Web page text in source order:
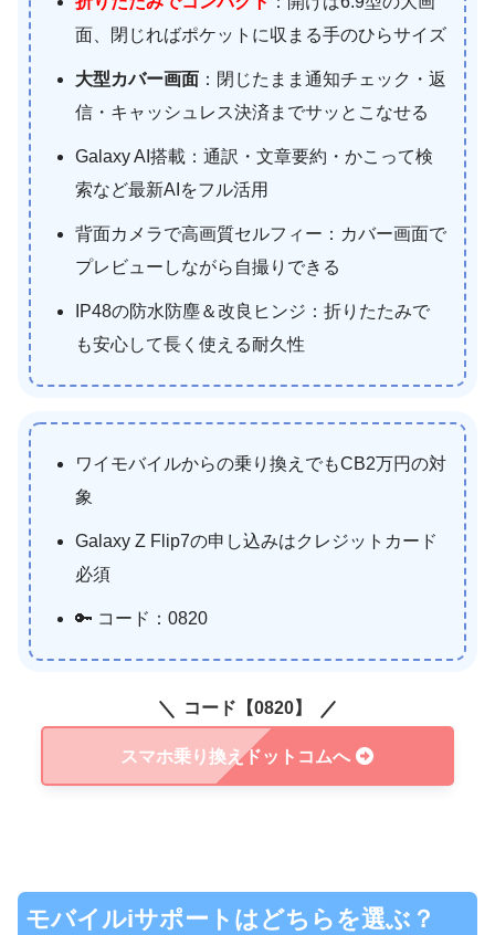
面、閉じればポケットに収まる手のひらサイズ
大型カバー画面 ：閉じたまま通知チェック・返
信・キャッシュレス決済までサッとこなせる
Galaxy AI搭載：通訳・文章要約・かこって検
索など最新AIをフル活用
背面カメラで高画質セルフィー：カバー画面で
プレビューしながら自撮りできる
IP48の防水防塵＆改良ヒンジ：折りたたみで
も安心して長く使える耐久性
ワイモバイルからの乗り換えでもCB2万円の対
象
Galaxy Z Flip7の申し込みはクレジットカード
必須
🔑 コード：0820
コード 【0820】
スマホ乗り換えドットコムへ
モバイルiサポートはどちらを選ぶ？